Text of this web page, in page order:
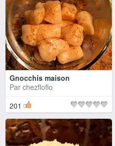
Gnocchis maison
Par chezfloflo
201